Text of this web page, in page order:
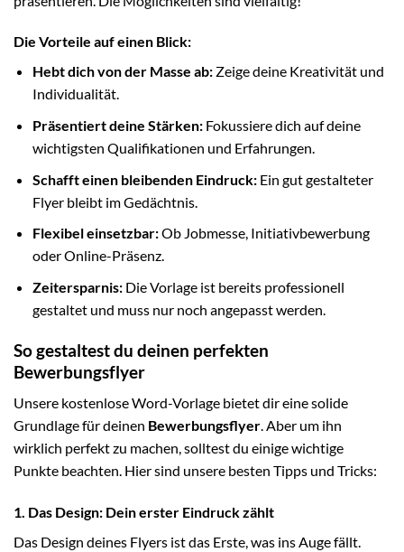
Die Vorteile auf einen Blick:
Hebt dich von der Masse ab:Zeige deine Kreativität und
Individualität.
Präsentiert deine Stärken:Fokussiere dich auf deine
wichtigsten Qualifikationen und Erfahrungen.
Schafft einen bleibenden Eindruck:Ein gut gestalteter
Flyer bleibt im Gedächtnis.
Flexibel einsetzbar:Ob Jobmesse, Initiativbewerbung
oder Online-Präsenz.
Zeitersparnis:Die Vorlage ist bereits professionell
gestaltet und muss nur noch angepasst werden.
So gestaltest du deinen perfekten
Bewerbungsflyer
Unsere kostenlose Word-Vorlage bietet dir eine solide
Grundlage für deinen Bewerbungsflyer. Aber um ihn
wirklich perfekt zu machen, solltest du einige wichtige
Punkte beachten. Hier sind unsere besten Tipps und Tricks:
1. Das Design: Dein erster Eindruck zählt
Das Design deines Flyers ist das Erste, was ins Auge fällt.